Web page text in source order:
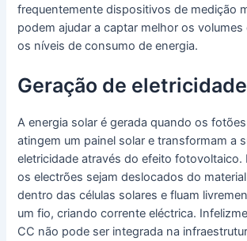
frequentemente dispositivos de medição
podem ajudar a captar melhor os
os níveis de consumo de energia.
Geração de eletricidade
A energia solar é gerada quando os
atingem um painel solar e transformam a
eletricidade através do efeito fotovoltaico.
os electrões sejam deslocados do
dentro das células solares e fluam
um fio, criando corrente eléctrica.
CC não pode ser integrada na